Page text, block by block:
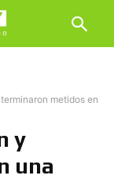
metidos en
y
una